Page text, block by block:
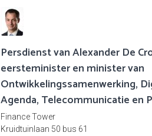
Persdienst van Alexander De
eersteminister en minister van
Ontwikkelingssamenwerking,
Agenda, Telecommunicatie en
Finance Tower
Kruidtuinlaan 50 bus 61